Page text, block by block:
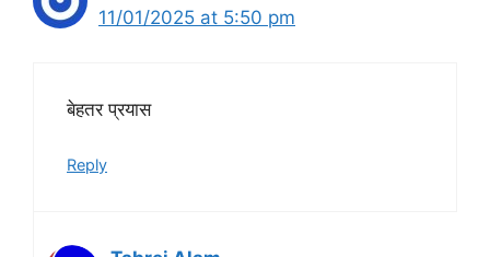
11/01/2025 at 5:50 pm
बेहतर प्रयास
Reply